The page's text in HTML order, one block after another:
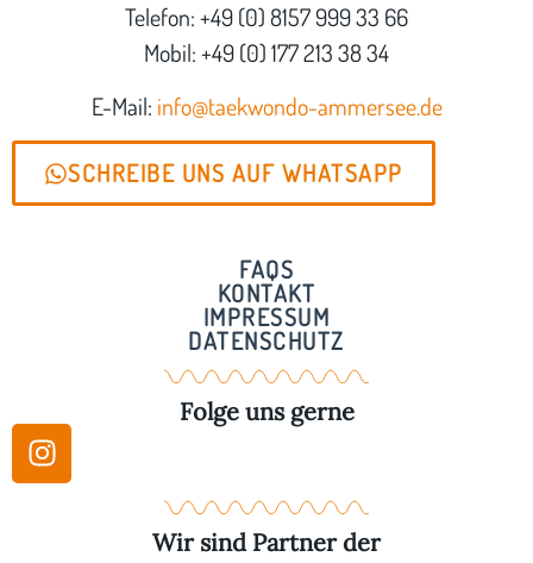
Telefon: +49 (0) 8157 999 33 66
Mobil: +49 (0) 177 213 38 34
E-Mail: info@taekwondo-ammersee.de
SCHREIBE UNS AUF WHATSAPP
FAQS
KONTAKT
IMPRESSUM
DATENSCHUTZ
Folge uns gerne
Wir sind Partner der